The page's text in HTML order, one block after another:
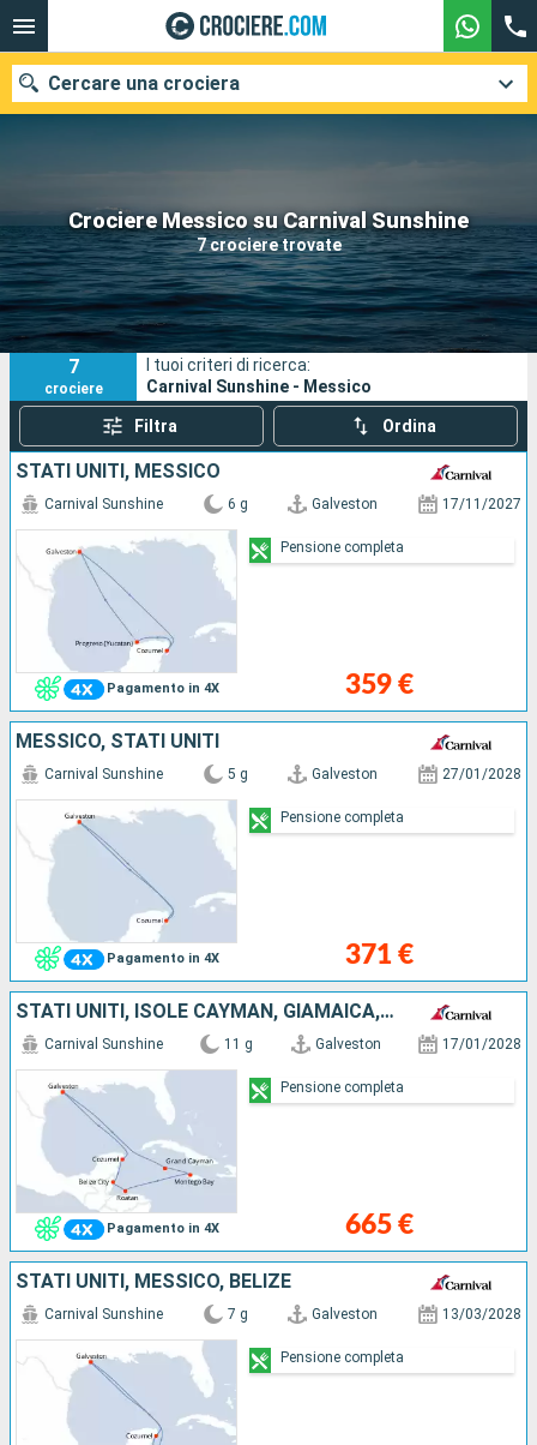
Crociere Messico su Carnival Sunshine
7 crociere trovate
Cercare una crociera
Le nostre destinazioni
Mesi di partenza
Porti Compagnie
Ricerca
7
crociere
I tuoi criteri di ricerca:
Carnival Sunshine - Messico
Filtra Ordina
STATI UNITI, MESSICO
Pagamento in 4X
Carnival Sunshine 6 g Galveston 17/11/2027
359 €
Pensione completa
MESSICO, STATI UNITI
Pagamento in 4X
Carnival Sunshine 5 g Galveston 27/01/2028
371 €
Pensione completa
STATI UNITI, ISOLE CAYMAN, GIAMAICA, HONDURAS, BELIZE, MESSICO
Pagamento in 4X
Carnival Sunshine 11 g Galveston 17/01/2028
665 €
Pensione completa
STATI UNITI, MESSICO, BELIZE
Carnival Sunshine 7 g Galveston 13/03/2028
Pensione completa